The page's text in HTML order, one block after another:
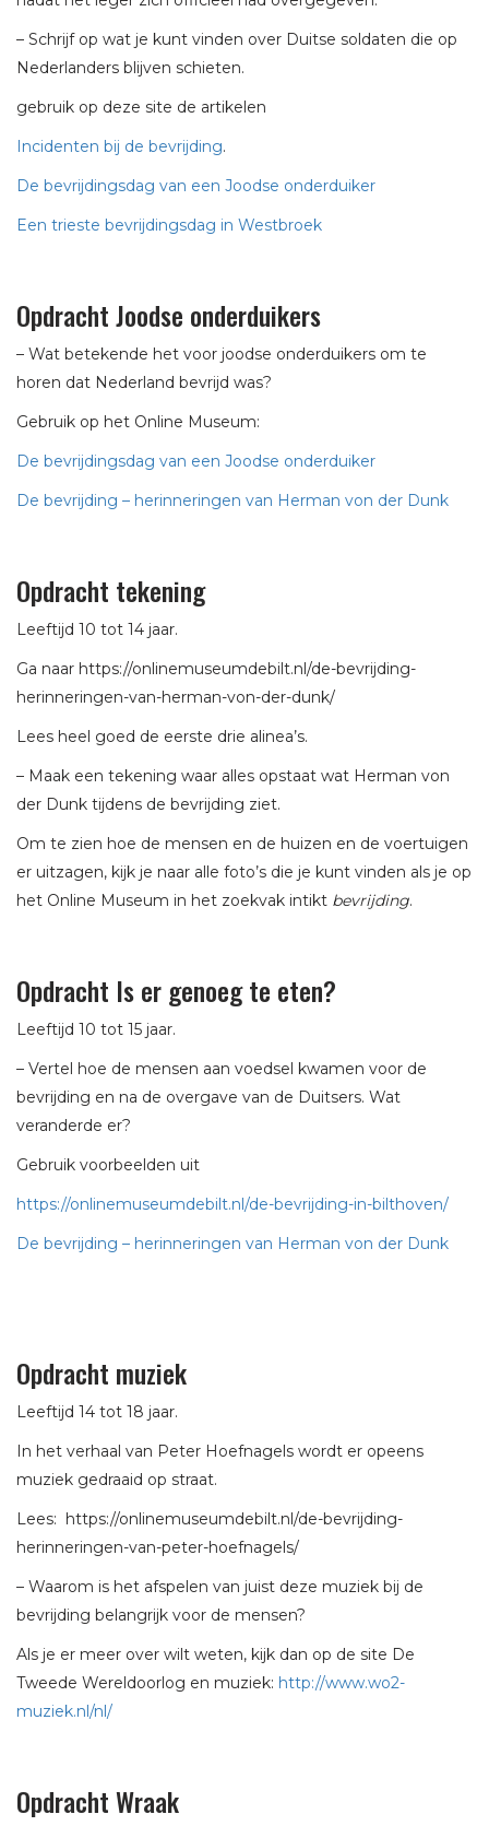
– Schrijf op wat je kunt vinden over Duitse soldaten die op
Nederlanders blijven schieten.
gebruik op deze site de artikelen
Incidenten bij de bevrijding.
De bevrijdingsdag van een Joodse onderduiker
Een trieste bevrijdingsdag in Westbroek
Opdracht Joodse onderduikers
– Wat betekende het voor joodse onderduikers om te
horen dat Nederland bevrijd was?
Gebruik op het Online Museum:
De bevrijdingsdag van een Joodse onderduiker
De bevrijding – herinneringen van Herman von der Dunk
Opdracht tekening
Leeftijd 10 tot 14 jaar.
Ga naar https://onlinemuseumdebilt.nl/de-bevrijding-
herinneringen-van-herman-von-der-dunk/
Lees heel goed de eerste drie alinea’s.
– Maak een tekening waar alles opstaat wat Herman von
der Dunk tijdens de bevrijding ziet.
Om te zien hoe de mensen en de huizen en de voertuigen
er uitzagen, kijk je naar alle foto’s die je kunt vinden als je op
het Online Museum in het zoekvak intikt bevrijding.
Opdracht Is er genoeg te eten?
Leeftijd 10 tot 15 jaar.
– Vertel hoe de mensen aan voedsel kwamen voor de
bevrijding en na de overgave van de Duitsers. Wat
veranderde er?
Gebruik voorbeelden uit
https://onlinemuseumdebilt.nl/de-bevrijding-in-bilthoven/
De bevrijding – herinneringen van Herman von der Dunk
Opdracht muziek
Leeftijd 14 tot 18 jaar.
In het verhaal van Peter Hoefnagels wordt er opeens
muziek gedraaid op straat.
Lees: https://onlinemuseumdebilt.nl/de-bevrijding-
herinneringen-van-peter-hoefnagels/
– Waarom is het afspelen van juist deze muziek bij de
bevrijding belangrijk voor de mensen?
Als je er meer over wilt weten, kijk dan op de site De
Tweede Wereldoorlog en muziek: http://www.wo2-
muziek.nl/nl/
Opdracht Wraak